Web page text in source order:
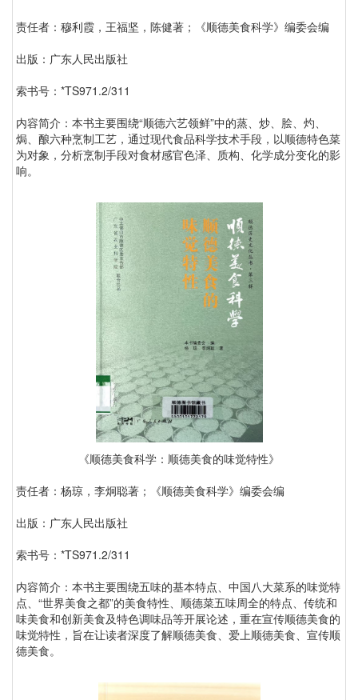
责任者：穆利霞，王福坚，陈健著；《顺德美食科学》编委会编
出版：广东人民出版社
索书号：*TS971.2/311
内容简介：本书主要围绕“顺德六艺领鲜”中的蒸、炒、脍、灼、
焗、酿六种烹制工艺，通过现代食品科学技术手段，以顺德特色菜
为对象，分析烹制手段对食材感官色泽、质构、化学成分变化的影
响。
《顺德美食科学：顺德美食的味觉特性》
责任者：杨琼，李炯聪著；《顺德美食科学》编委会编
出版：广东人民出版社
索书号：*TS971.2/311
内容简介：本书主要围绕五味的基本特点、中国八大菜系的味觉特
点、“世界美食之都”的美食特性、顺德菜五味周全的特点、传统和
味美食和创新美食及特色调味品等开展论述，重在宣传顺德美食的
味觉特性，旨在让读者深度了解顺德美食、爱上顺德美食、宣传顺
德美食。